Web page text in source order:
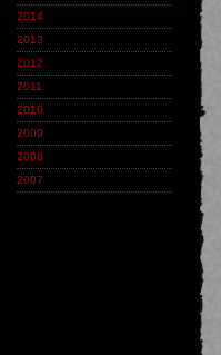
2014
2013
2012
2011
2010
2009
2008
2007